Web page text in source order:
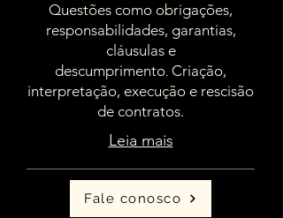
Questões como obrigações,
responsabilidades, garantias,
cláusulas e
descumprimento. Criação,
interpretação, execução e rescisão
de contratos.
Leia mais
Fale conosco